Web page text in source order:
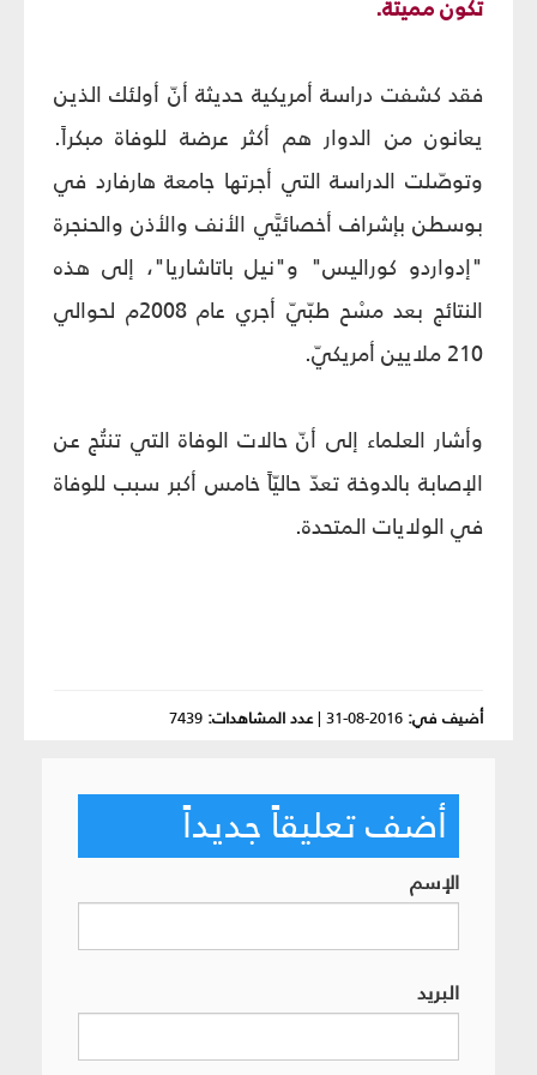
تكون مميتة.
فقد كشفت دراسة أمريكية حديثة أنّ أولئك الذين
يعانون من الدوار هم أكثر عرضة للوفاة مبكراً.
وتوصّلت الدراسة التي أجرتها جامعة هارفارد في
بوسطن بإشراف أخصائيَّي الأنف والأذن والحنجرة
"إدواردو كوراليس" و"نيل باتاشاريا"، إلى هذه
النتائج بعد مسْح طبّيّ أجري عام 2008م لحوالي
210 ملايين أمريكيّ.
وأشار العلماء إلى أنّ حالات الوفاة التي تنتُج عن
الإصابة بالدوخة تعدّ حاليّاً خامس أكبر سبب للوفاة
في الولايات المتحدة.
أضيف في: 2016-08-31
|عدد المشاهدات: 7439
أضف تعليقاً جديداً
الإسم
البريد